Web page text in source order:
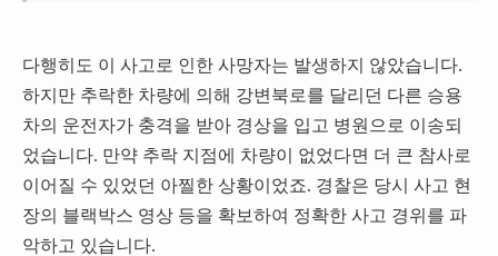
다행히도 이 사고로 인한 사망자는 발생하지 않았습니다.
하지만 추락한 차량에 의해 강변북로를 달리던 다른 승용
차의 운전자가 충격을 받아 경상을 입고 병원으로 이송되
었습니다. 만약 추락 지점에 차량이 없었다면 더 큰 참사로
이어질 수 있었던 아찔한 상황이었죠. 경찰은 당시 사고 현
장의 블랙박스 영상 등을 확보하여 정확한 사고 경위를 파
악하고 있습니다.